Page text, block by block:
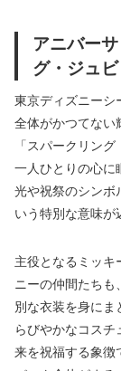
アニバー
グ・ジュ
東京ディズニーシ
全体がかつてない
「スパークリン
一人ひとりの心に
光や祝祭のシンボ
いう特別な意味が
主役となるミッキ
ニーの仲間たちも
別な衣装を身にま
らびやかなコス
来を祝福する象徴